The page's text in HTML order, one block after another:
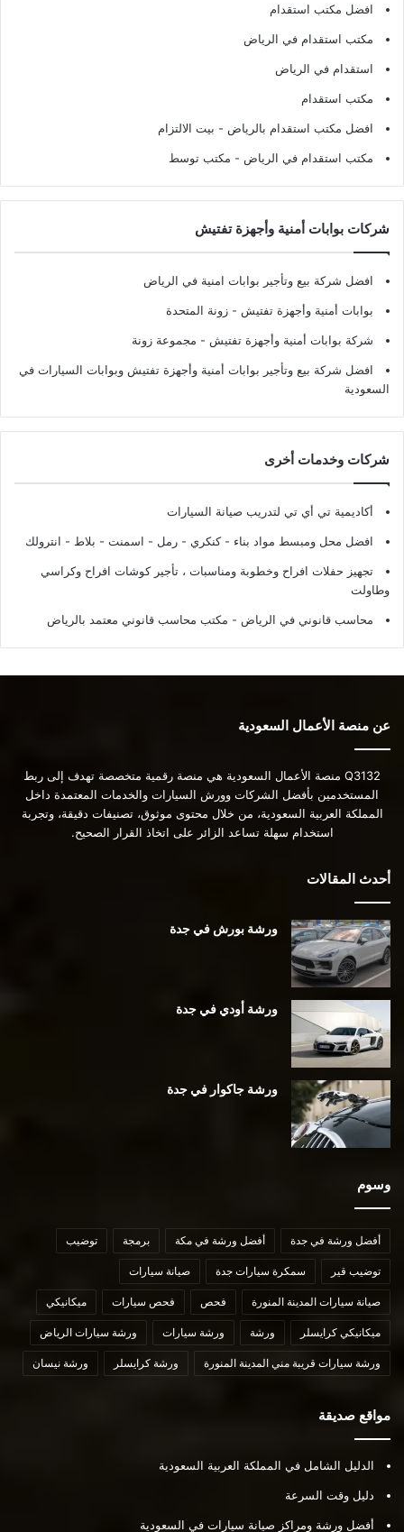
افضل مكتب استقدام
مكتب استقدام في الرياض
استقدام في الرياض
مكتب استقدام
افضل مكتب استقدام بالرياض - بيت الالتزام
مكتب استقدام في الرياض - مكتب توسط
شركات بوابات أمنية وأجهزة تفتيش
افضل شركة بيع وتأجير بوابات امنية في الرياض
بوابات أمنية وأجهزة تفتيش - زونة المتحدة
شركة بوابات أمنية وأجهزة تفتيش - مجموعة زونة
افضل شركة بيع وتأجير بوابات أمنية وأجهزة تفتيش وبوابات السيارات في
السعودية
شركات وخدمات أخرى
أكاديمية تي أي تي لتدريب صيانة السيارات
افضل محل ومبسط مواد بناء - كنكري - رمل - اسمنت - بلاط - انترولك
تجهيز حفلات افراح وخطوبة ومناسبات ، تأجير كوشات افراح وكراسي
وطاولت
محاسب قانوني في الرياض - مكتب محاسب قانوني معتمد بالرياض
عن منصة الأعمال السعودية
Q3132 منصة الأعمال السعودية هي منصة رقمية متخصصة تهدف إلى ربط
المستخدمين بأفضل الشركات وورش السيارات والخدمات المعتمدة داخل
المملكة العربية السعودية، من خلال محتوى موثوق، تصنيفات دقيقة، وتجربة
استخدام سهلة تساعد الزائر على اتخاذ القرار الصحيح.
أحدث المقالات
ورشة بورش في جدة
ورشة أودي في جدة
ورشة جاكوار في جدة
وسوم
أفضل ورشة في جدة أفضل ورشة في مكة برمجة توضيب
توضيب قير سمكرة سيارات جدة صيانة سيارات
صيانة سيارات المدينة المنورة فحص فحص سيارات ميكانيكي
ميكانيكي كرايسلر ورشة ورشة سيارات ورشة سيارات الرياض
ورشة سيارات قريبة مني المدينة المنورة ورشة كرايسلر ورشة نيسان
مواقع صديقة
الدليل الشامل في المملكة العربية السعودية
دليل وقت السرعة
أفضل ورشة ومراكز صيانة سيارات في السعودية